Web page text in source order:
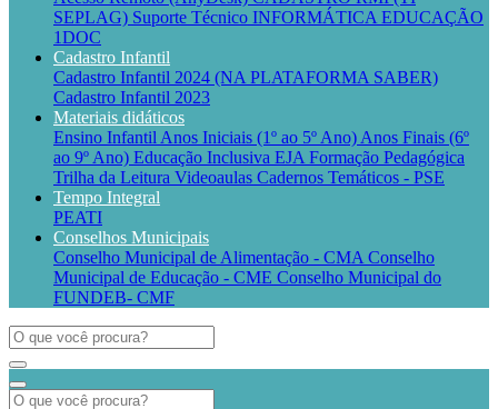
SEPLAG) Suporte Técnico INFORMÁTICA EDUCAÇÃO
1DOC
Cadastro Infantil
Cadastro Infantil 2024 (NA PLATAFORMA SABER)
Cadastro Infantil 2023
Materiais didáticos
Ensino Infantil Anos Iniciais (1º ao 5º Ano) Anos Finais (6º
ao 9º Ano) Educação Inclusiva EJA Formação Pedagógica
Trilha da Leitura Videoaulas Cadernos Temáticos - PSE
Tempo Integral
PEATI
Conselhos Municipais
Conselho Municipal de Alimentação - CMA Conselho
Municipal de Educação - CME Conselho Municipal do
FUNDEB- CMF